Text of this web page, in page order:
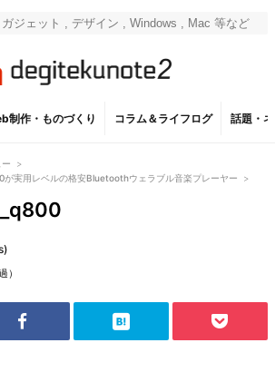
制作・ものづくり コラム＆ライフログ 話題・
>
が実用レベルの格安Bluetoothウェラブル音楽プレーヤー
>
）